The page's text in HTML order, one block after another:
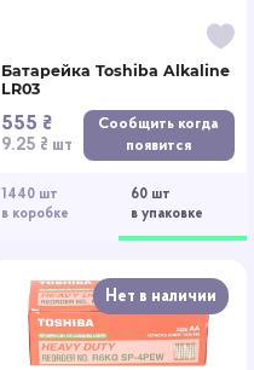
1440 шт
в коробке
60 шт
в упаковке
Батарейка Toshiba Alkaline
LR03
555 ₴
9.25 ₴ шт
Сообщить когда
появится
Нет в наличии